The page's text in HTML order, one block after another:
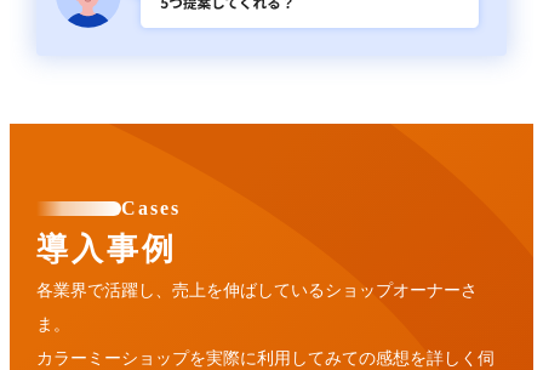
Cases
導入事例
各業界で活躍し、売上を伸ばしているショップオーナーさ
ま。
カラーミーショップを実際に利用してみての感想を詳しく伺